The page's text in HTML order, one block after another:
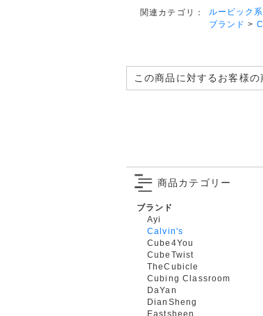
関連カテゴリ： ルービック
ブランド >
この商品に対するお客様の
商品カテゴリー
ブランド
Ayi
Calvin's
Cube4You
CubeTwist
TheCubicle
Cubing Classroom
DaYan
DianSheng
Eastsheen